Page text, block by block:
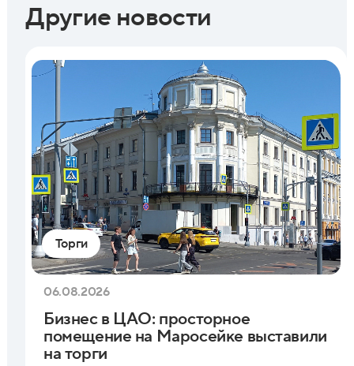
Другие новости
Торги
06.08.2026
Бизнес в ЦАО: просторное
помещение на Маросейке выставили
на торги